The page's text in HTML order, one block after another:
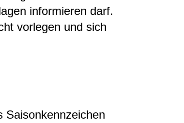
informieren darf.
vorlegen und sich
Saisonkennzeichen